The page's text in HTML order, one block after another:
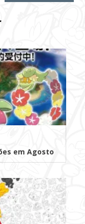
em Agosto